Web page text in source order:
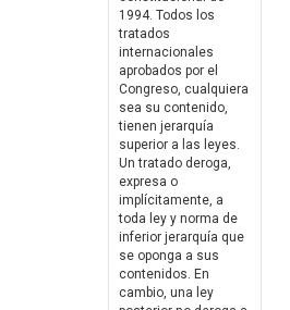
1994. Todos los
tratados
internacionales
aprobados por el
Congreso, cualquiera
sea su contenido,
tienen jerarquía
superior a las leyes.
Un tratado deroga,
expresa o
implícitamente, a
toda ley y norma de
inferior jerarquía que
se oponga a sus
contenidos. En
cambio, una ley